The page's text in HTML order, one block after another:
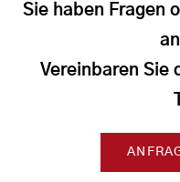
Sie haben Fragen
Vereinbaren Sie